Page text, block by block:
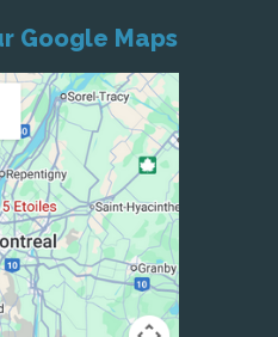
Google Maps